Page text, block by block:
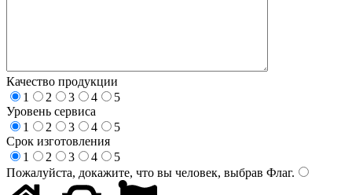
Качество продукции
1
2 3 4
5
Уровень сервиса
1
2 3 4
5
Срок изготовления
1
2 3 4
5
Пожалуйста, докажите, что вы человек, выбрав Флаг.